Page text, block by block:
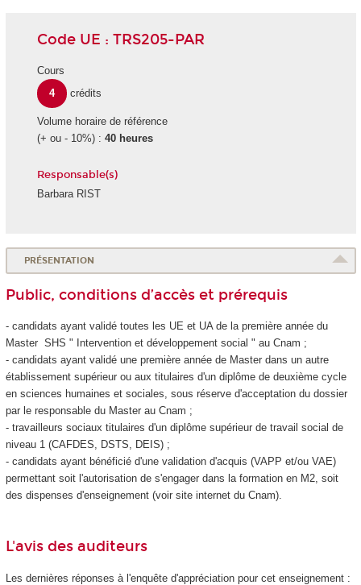
Code UE : TRS205-PAR
Cours
4
crédits
Volume horaire de référence
(+ ou - 10%) : 40 heures
Responsable(s)
Barbara RIST
PRÉSENTATION
Public, conditions d’accès et prérequis
- candidats ayant validé toutes les UE et UAde la première année du
Master SHS " Intervention et développement social " au Cnam ;
- candidats ayant validé une première année de Master dans un autre
établissement supérieur ou aux titulaires d'un diplôme de deuxième cycle
en sciences humaines et sociales, sous réserve d'acceptation du dossier
par le responsable du Master au Cnam ;
- travailleurs sociaux titulaires d'un diplôme supérieur de travail social de
niveau 1 (CAFDES, DSTS, DEIS) ;
- candidats ayant bénéficié d'une validation d'acquis (VAPP et/ou VAE)
permettant soit l'autorisation de s'engager dans la formation en M2, soit
des dispenses d'enseignement (voir site internet du Cnam).
L'avis des auditeurs
Les dernières réponses à l'enquête d'appréciation pour cet enseignement :